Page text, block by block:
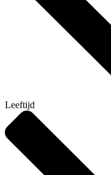
Leeftijd